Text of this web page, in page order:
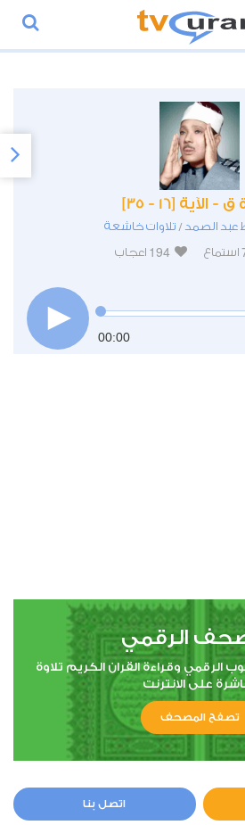
الآية [16 - 35]
عبد الصمد / تلاوات خاشعة
استماع 194 اعجاب
00:00
الرقمي
وقراءة القران الكريم تلاوة
على الانترنت
تصفح المصحف
اتصل بنا